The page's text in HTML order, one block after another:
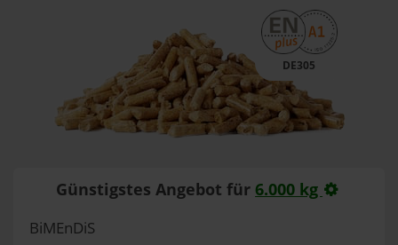
DE305
Günstigstes Angebot für 6.000 kg
BiMEnDiS